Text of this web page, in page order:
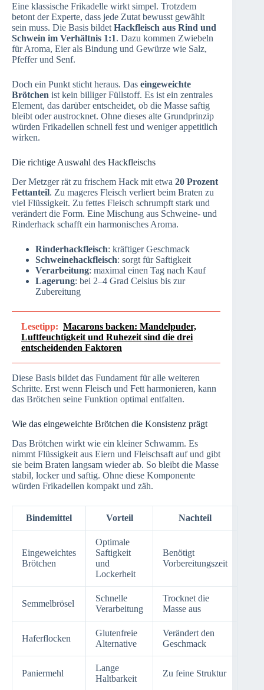
Eine klassische Frikadelle wirkt simpel. Trotzdem
betont der Experte, dass jede Zutat bewusst gewählt
sein muss. Die Basis bildet Hackfleisch aus Rind und
Schwein im Verhältnis 1:1. Dazu kommen Zwiebeln
für Aroma, Eier als Bindung und Gewürze wie Salz,
Pfeffer und Senf.
Doch ein Punkt sticht heraus. Das eingeweichte
Brötchen ist kein billiger Füllstoff. Es ist ein zentrales
Element, das darüber entscheidet, ob die Masse saftig
bleibt oder austrocknet. Ohne dieses alte Grundprinzip
würden Frikadellen schnell fest und weniger appetitlich
wirken.
Die richtige Auswahl des Hackfleischs
Der Metzger rät zu frischem Hack mit etwa 20 Prozent
Fettanteil. Zu mageres Fleisch verliert beim Braten zu
viel Flüssigkeit. Zu fettes Fleisch schrumpft stark und
verändert die Form. Eine Mischung aus Schweine- und
Rinderhack schafft ein harmonisches Aroma.
Rinderhackfleisch: kräftiger Geschmack
Schweinehackfleisch: sorgt für Saftigkeit
Verarbeitung: maximal einen Tag nach Kauf
Lagerung: bei 2–4 Grad Celsius bis zur
Zubereitung
Lesetipp: Macarons backen: Mandelpuder,
Luftfeuchtigkeit und Ruhezeit sind die drei
entscheidenden Faktoren
Diese Basis bildet das Fundament für alle weiteren
Schritte. Erst wenn Fleisch und Fett harmonieren, kann
das Brötchen seine Funktion optimal entfalten.
Wie das eingeweichte Brötchen die Konsistenz prägt
Das Brötchen wirkt wie ein kleiner Schwamm. Es
nimmt Flüssigkeit aus Eiern und Fleischsaft auf und gibt
sie beim Braten langsam wieder ab. So bleibt die Masse
stabil, locker und saftig. Ohne diese Komponente
würden Frikadellen kompakt und zäh.
Bindemittel Vorteil Nachteil
Eingeweichtes
Brötchen
Optimale
Saftigkeit
und
Lockerheit
Benötigt
Vorbereitungszeit
Semmelbrösel
Schnelle
Verarbeitung
Trocknet die
Masse aus
Haferflocken
Glutenfreie
Alternative
Verändert den
Geschmack
Paniermehl
Lange
Haltbarkeit
Zu feine Struktur